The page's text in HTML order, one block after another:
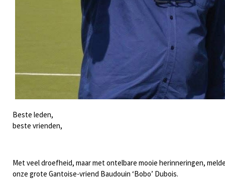
Beste leden,
beste vrienden,
Met veel droefheid, maarmet ontelbare mooie herinneringen,
onze grote Gantoise-vriend Baudouin ‘Bobo’ Dubois.